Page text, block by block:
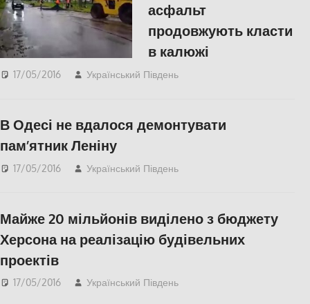
асфальт
продовжують класти
в калюжі
17/05/2016 Український Південь
В Одесі не вдалося демонтувати
пам’ятник Леніну
17/05/2016 Український Південь
Майже 20 мільйонів виділено з бюджету
Херсона на реалізацію будівельних
проектів
17/05/2016 Український Південь